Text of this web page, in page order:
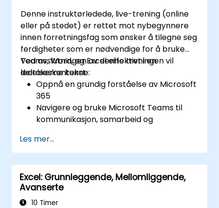
mellom teammedlemmer.
Design og administrer tilpassede lister
skreddersydd for spesifikke
prosjektbehov, automatiser arbeidsflyter
og integrer lister med andre Microsoft
365-verktøy for mer effektiv
oppgavesporing.
Denne instruktørledede, live-trening (online
eller på stedet) er rettet mot nybegynnere
innen forretningsfag som ønsker å tilegne seg
ferdigheter som er nødvendige for å bruke
Teams, Word, og Excel effektivt i en
ledelseskontekst.
Ved avslutningen av denne treningen vil
deltakerne kunne:
Oppnå en grundig forståelse av Microsoft
365
Navigere og bruke Microsoft Teams til
kommunikasjon, samarbeid og
Utvikle dyktighet i å lage, formattere og
administrere Word-dokumenter.
Bruke Excel til datainnputting,
manipulasjon og analyse.
Uforskrømt hvordan man integrerer
Microsoft 365-apps for strømlinede
Les mer...
Excel: Grunnleggende, Mellomliggende,
Avanserte
10 Timer